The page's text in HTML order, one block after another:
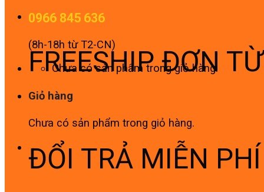
0966 845 636
(8h-18h từ T2-CN)
Chưa có sản phẩm trong giỏ hàng.
Giỏ hàng
Chưa có sản phẩm trong giỏ hàng.
FREESHIP ĐƠN
ĐỔI TRẢ MIỄN